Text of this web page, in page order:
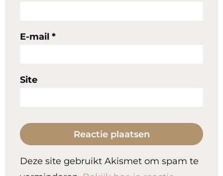
E-mail *
Site
Deze site gebruikt Akismet om spam te